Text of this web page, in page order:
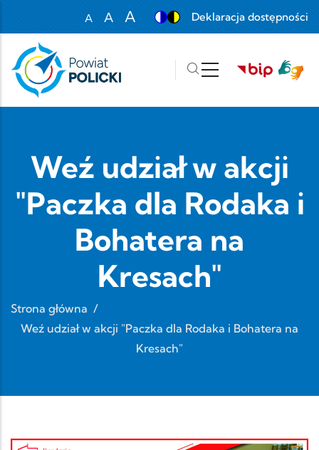
A
Set font size to 100%
A
A
Deklaracja dostępności
Weź udział w akcji
"Paczka dla Rodaka i
Bohatera na
Kresach"
Strona główna /
Weź udział w akcji "Paczka dla Rodaka i Bohatera na
Kresach"